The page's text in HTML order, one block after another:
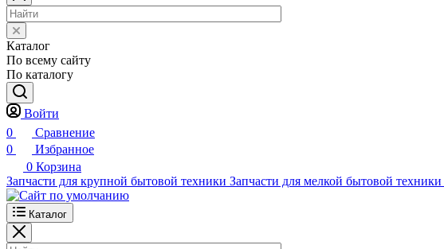
Каталог
По всему сайту
По каталогу
Войти
0
Сравнение
0
Избранное
0 Корзина
Запчасти для крупной бытовой техники Запчасти для мелкой бытовой техники
Каталог